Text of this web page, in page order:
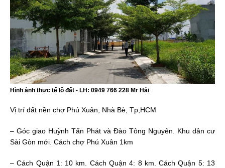
Hình ảnh thực tế lô đất - LH: 0949 766 228 Mr Hải
Vị trí đất nền chợ Phú Xuân, Nhà Bè, Tp,HCM
– Góc giao Huỳnh Tấn Phát và Đào Tông Nguyên. Khu dân cư
Sài Gòn mới. Cách chợ Phú Xuân 1km
– Cách Quận 1: 10 km. Cách Quận 4: 8 km. Cách Quận 5: 13